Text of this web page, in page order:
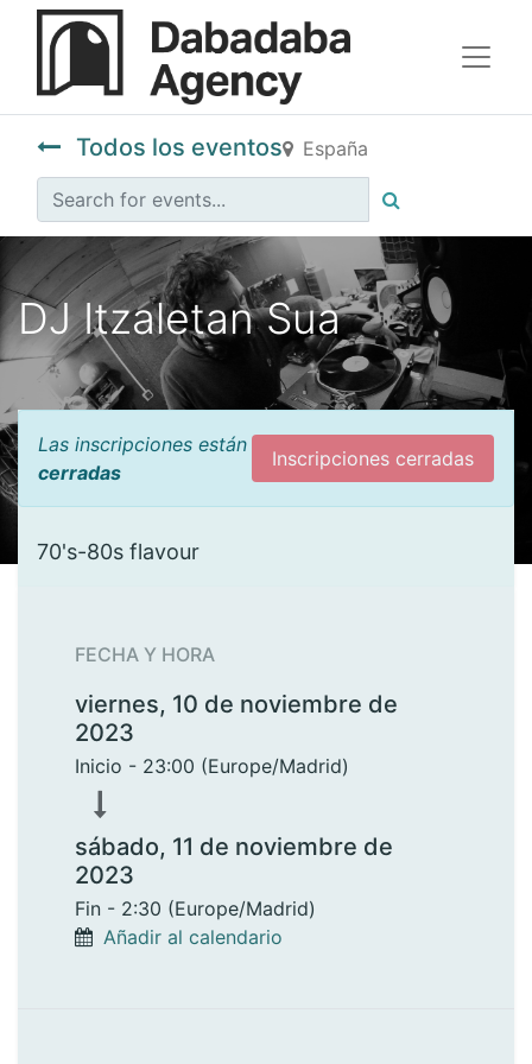
Todos los eventos España
DJ Itzaletan Sua
Las inscripciones están
cerradas
Inscripciones cerradas
70's-80s flavour
FECHA Y HORA
viernes, 10 de noviembre de
2023
Inicio - 23:00 (Europe/Madrid)
sábado, 11 de noviembre de
2023
Fin - 2:30 (Europe/Madrid)
Añadir al calendario